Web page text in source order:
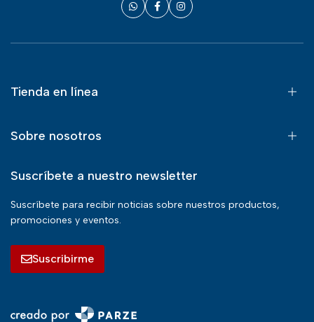
Tienda en línea
Sobre nosotros
Suscríbete a nuestro newsletter
Suscríbete para recibir noticias sobre nuestros productos,
promociones y eventos.
Suscribirme